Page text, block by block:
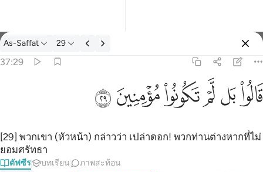
ตัฟซีร: As-Saffat 37:29
As-Saffat 29
37:29
قَالُوا۟ بَل لَّمْ تَكُونُوا۟ مُؤْمِنِينَ ٢٩
ﱘﱙﱚﱛﱜﱝ
[29] พวกเขา (หัวหน้า) กล่าวว่า เปล่าดอก! พวกท่านต่างหากที่ไม่
ยอมศรัทธา
ตัฟซีร บทเรียน ภาพสะท้อน